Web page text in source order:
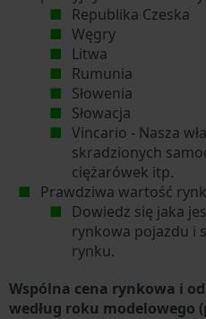
Republika Czeska
Węgry
Litwa
Rumunia
Słowenia
Słowacja
Vincario - Nasza
skradzionych
ciężarówek itp.
Prawdziwa wartość
Dowiedz się jaka
rynkowa pojazdu i
rynku.
Wspólna cena rynkowa i
według roku modelowego